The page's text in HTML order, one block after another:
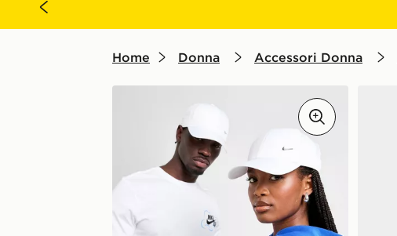
Home Donna Accessori Donna